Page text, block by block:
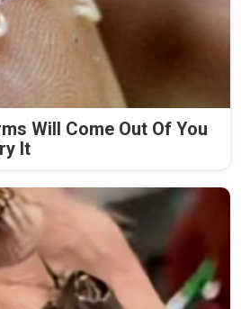
Will Come Out Of You
It